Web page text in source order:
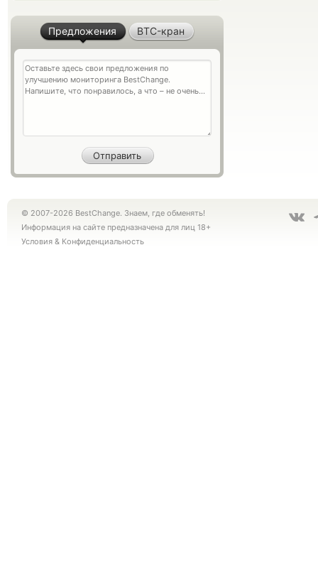
Предложения BTC-кран
© 2007-2026 BestChange. Знаем, где обменять!
Информация на сайте предназначена для лиц 18+
Условия & Конфиденциальность